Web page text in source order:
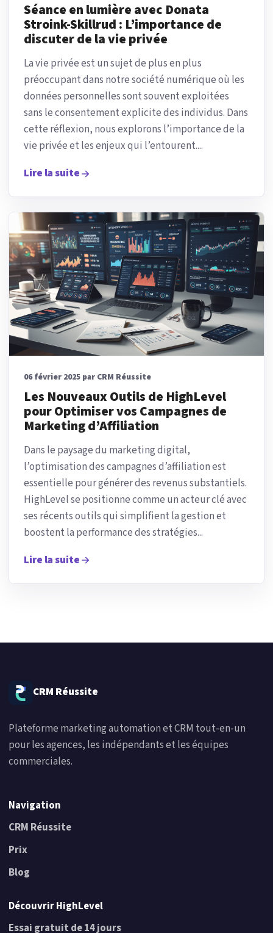
Séance en lumière avec Donata
Stroink-Skillrud : L’importance de
discuter de la vie privée
La vie privée est un sujet de plus en plus
préoccupant dans notre société numérique où les
données personnelles sont souvent exploitées
sans le consentement explicite des individus. Dans
cette réflexion, nous explorons l’importance de la
vie privée et les enjeux qui l’entourent....
Lire la suite
06 février 2025 par CRM Réussite
Les Nouveaux Outils de HighLevel
pour Optimiser vos Campagnes de
Marketing d’Affiliation
Dans le paysage du marketing digital,
l’optimisation des campagnes d’affiliation est
essentielle pour générer des revenus substantiels.
HighLevel se positionne comme un acteur clé avec
ses récents outils qui simplifient la gestion et
boostent la performance des stratégies...
Lire la suite
CRM Réussite
Plateforme marketing automation et CRM tout-en-un
pour les agences, les indépendants et les équipes
commerciales.
Navigation
CRM Réussite
Prix
Blog
Découvrir HighLevel
Essai gratuit de 14 jours